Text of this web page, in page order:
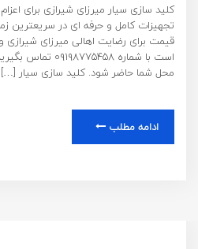
کلید سازی سیار میرزای شیرازی برای
تجهیزات کامل و حرفه ای در سریعترین
قیمت برای رضایت اهالی میرزای
است با شماره
محل شما حاضر شود. کلید سازی سیار […]
ادامه مطلب